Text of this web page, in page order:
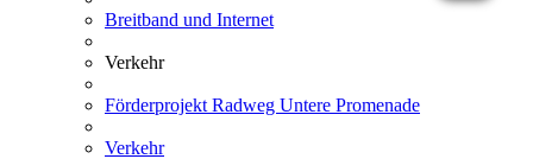
Breitband und Internet
Verkehr
Förderprojekt Radweg Untere Promenade
Verkehr